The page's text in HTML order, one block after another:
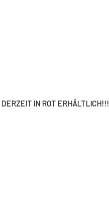
DERZEIT IN ROT ERHÄLTLICH!!!